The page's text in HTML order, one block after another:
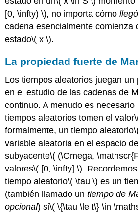
[0, \infty) \), no importa cómollegó
cadena esencialmente comienza
estado\( x \).
La propiedad fuerte de
Los tiempos aleatorios juegan un
en el estudio de las cadenas de
continuo. A menudo es necesario
tiempos aleatorios tomen el valor
formalmente, un tiempo aleatorio
variable aleatoria en el espacio
subyacente\( (\Omega,
valores\( [0, \infty] \).
tiempo aleatorio\( \tau \) es un
(también llamado untiempo de
opcional) si\( \{\tau \le t\} \in